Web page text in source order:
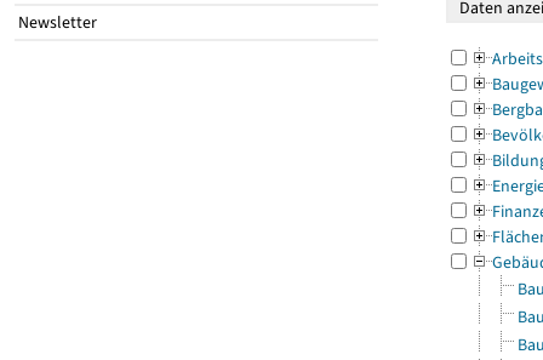
Newsletter